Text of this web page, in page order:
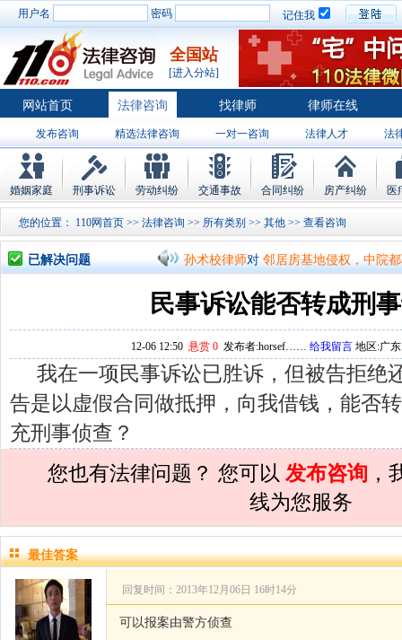
用户名 密码 记住我
全国站
[进入分站]
网站首页 法律咨询 找律师 律师在线
发布咨询 精选法律咨询 一对一咨询 法律人才 法
律师排行
婚姻家庭 刑事诉讼 劳动纠纷 交通事故 合同纠纷 房产纠纷 医
您的位置： 110网首页 >> 法律咨询 >> 所有类别 >> 其他 >> 查看咨
已解决问题
孙术校律师 对 将满19周岁，偷了一部
孙术校律师对 邻居房基地侵权，中院
孙术校律师 对在保定上班两年了，一
孙术校律师对房产交易问题的回复获
孙术校律师 对 离婚法律怎么判？有一
孙术校律师对邻居房基地侵权，中院
孙术校律师
民事诉讼能否转成刑
12-06 12:50 悬赏 0 发布者:horsef…… 给我留言 地区:广
我在一项民事诉讼已胜诉，但被告拒绝
告是以虚假合同做抵押，向我借钱，能否
充刑事侦查？
您也有法律问题？ 您可以 发布咨询 ，
线为您服务
最佳答案
回复时间：2013年12月06日 16时14分
可以报案由警方侦查